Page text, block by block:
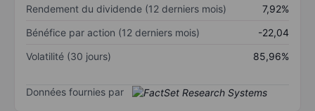
Rendement du dividende (12 derniers mois)
7,92%
Bénéfice par action (12 derniers mois)
-22,04
Volatilité (30 jours)
85,96%
Données fournies par